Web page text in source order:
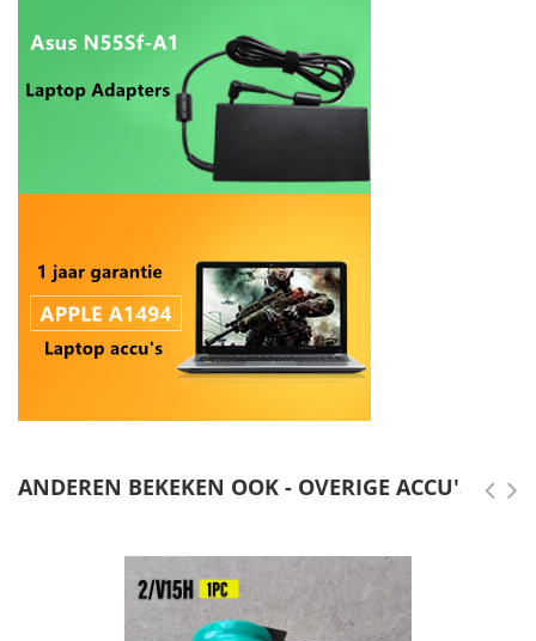
ANDEREN BEKEKEN OOK - OVERIGE ACCU'S